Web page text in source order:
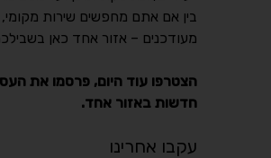
בין אם אתם מחפשים שירות
מעודכנים – אזור אחד כאן בשבילכם,
הצטרפו עוד היום, פרסמו את
חדשות באזור אחד.
עקבו אחרינו